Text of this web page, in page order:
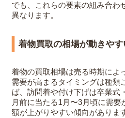
でも、これらの要素の組み合わ
異なります。
着物買取の相場が動きや
着物の買取相場は売る時期によ
需要が高まるタイミングは種類
ば、訪問着や付け下げは卒業式
月前に当たる1月〜3月頃に需要
額が上がりやすい傾向がありま